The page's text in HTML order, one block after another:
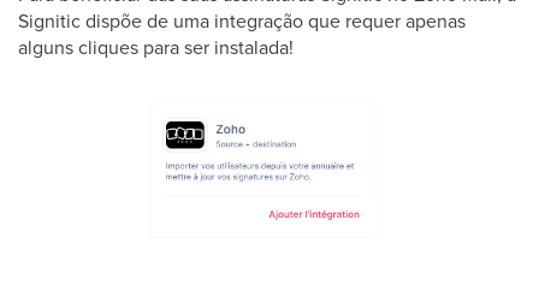
Signitic dispõe de uma integração que requer apenas
alguns cliques para ser instalada!